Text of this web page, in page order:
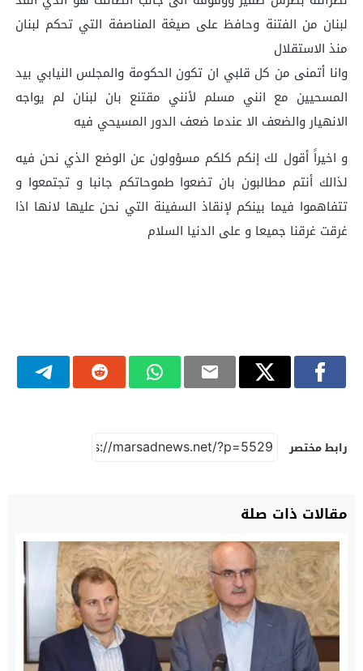
لبنان من الفتنة وحافظ على صيغة المناصفة التي تحكم لبنان
منذ الاستقلال
وانا أتمنى من كل قلبي ان تكون الحكومة والمجلس النيابي بيد
المسحيين مع انني مسلم لأنني مقتنع بان لبنان لم يواجه
الانهيار والضعف الا عندما ضعف الدور المسيحي فيه
و اخيراً أقول لك إنكم كلكم مسؤولون عن الوضع الذي نحن فيه
لذالك أنتم مطالبون بان تضعوا طموحاتكم جانبا و تجتمعوا و
تتفاهموا فيما بينكم لإنقاذ السفينة التي نحن عليها لانها اذا
غرقت غرقنا جميعا و على الدنيا السلام
رابط مختصر
مقالات ذات صلة